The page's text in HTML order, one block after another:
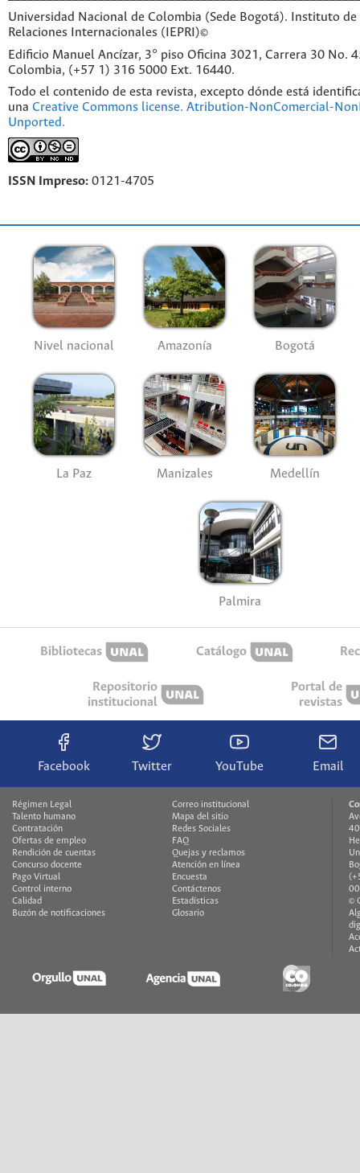
Universidad Nacional de Colombia (Sede Bogotá). Instituto
Relaciones Internacionales (IEPRI)©
Edificio Manuel Ancízar, 3° piso Oficina 3021, Carrera 30 No.
Colombia, (+57 1) 316 5000 Ext. 16440.
Todo el contenido de esta revista, excepto dónde está
una Creative Commons license. Atribution-NonComercial-
Unported.
ISSN Impreso: 0121-4705
Nivel nacional Amazonía Bogotá
La Paz Manizales Medellín
Palmira
Bibliotecas Catálogo
Repositorio
institucional
Portal de
revistas
Facebook Twitter YouTube Email
Régimen Legal
Talento humano
Contratación
Ofertas de empleo
Rendición de cuentas
Concurso docente
Pago Virtual
Control interno
Calidad
Buzón de notificaciones
Correo institucional
Mapa del sitio
Redes Sociales
FAQ
Quejas y reclamos
Atención en línea
Encuesta
Contáctenos
Estadísticas
Glosario
©